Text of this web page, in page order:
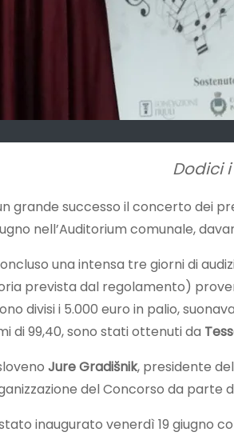
Dodici
grande successo il concerto dei
nell’Auditorium comunale,
una intensa tre giorni di
prevista dal regolamento)
divisi i 5.000 euro in palio,
di 99,40, sono stati ottenuti da
Jure Gradišnik, presidente
del Concorso da parte
inaugurato venerdì 19 giugno